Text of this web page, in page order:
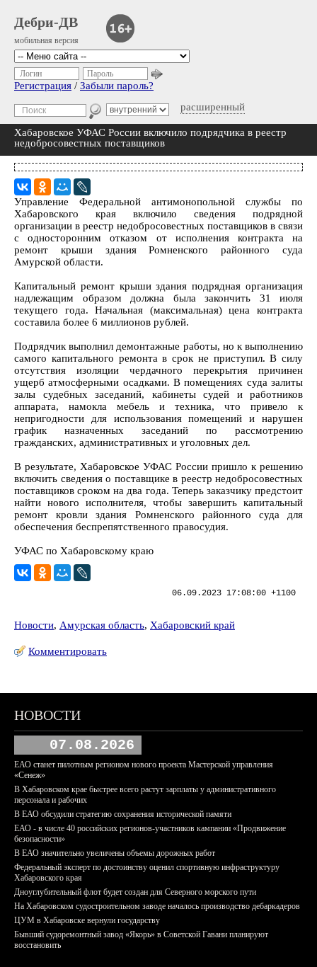
Дебри-ДВ
мобильная версия
расширенный
Логин Пароль
Регистрация / Забыли пароль?
Хабаровское УФАС России включило подрядчика в реестр
недобросовестных поставщиков
Управление Федеральной антимонопольной службы по
Хабаровского края включило сведения подрядной
организации в реестр недобросовестных поставщиков в связи
с односторонним отказом от исполнения контракта на
ремонт крыши здания Ромненского районного суда
Амурской области.
Капитальный ремонт крыши здания подрядная организация
надлежащим образом должна была закончить 31 июля
текущего года. Начальная (максимальная) цена контракта
составила более 6 миллионов рублей.
Подрядчик выполнил демонтажные работы, но к выполнению
самого капитального ремонта в срок не приступил. В силу
отсутствия изоляции чердачного перекрытия причинен
ущерб атмосферными осадками. В помещениях суда залиты
залы судебных заседаний, кабинеты судей и работников
аппарата, намокла мебель и техника, что привело к
непригодности для использования помещений и нарушен
график назначенных заседаний по рассмотрению
гражданских, административных и уголовных дел.
В результате, Хабаровское УФАС России пришло к решению
включить сведения о поставщике в реестр недобросовестных
поставщиков сроком на два года. Теперь заказчику предстоит
найти нового исполнителя, чтобы завершить капитальный
ремонт кровли здания Ромненского районного суда для
обеспечения беспрепятственного правосудия.
УФАС по Хабаровскому краю
06.09.2023 17:08:00 +1100
Новости, Амурская область, Хабаровский край
Комментировать
НОВОСТИ
07.08.2026
ЕАО станет пилотным регионом нового проекта Мастерской управления
«Сенеж»
В Хабаровском крае быстрее всего растут зарплаты у административного
персонала и рабочих
В ЕАО обсудили стратегию сохранения исторической памяти
ЕАО - в числе 40 российских регионов-участников кампании «Продвижение
безопасности»
В ЕАО значительно увеличены объемы дорожных работ
Федеральный эксперт по достоинству оценил спортивную инфраструктуру
Хабаровского края
Дноуглубительный флот будет создан для Северного морского пути
На Хабаровском судостроительном заводе началось производство дебаркадеров
ЦУМ в Хабаровске вернули государству
Бывший судоремонтный завод «Якорь» в Советской Гавани планируют
восстановить